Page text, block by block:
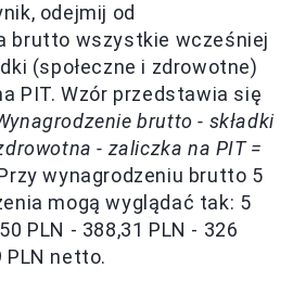
odejmij od
brutto wszystkie wcześniej
(społeczne i zdrowotne)
PIT. Wzór przedstawia się
brutto - składki
- zaliczka na PIT =
wynagrodzeniu brutto 5
mogą wyglądać tak: 5
PLN - 388,31 PLN - 326
PLN netto.